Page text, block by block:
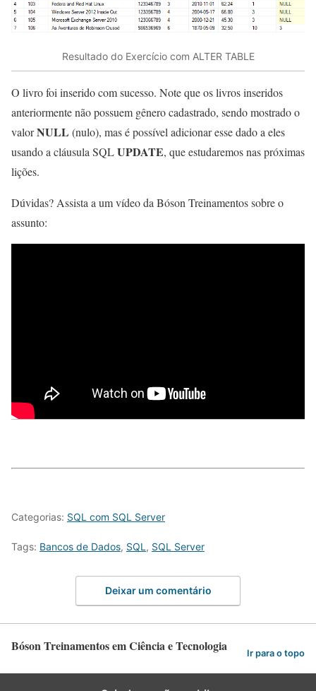
Resultado do Exercício com ALTER TABLE
O livro foi inserido com sucesso. Note que os livros inseridos
anteriormente não possuem gênero cadastrado, sendo mostrado o
valorNULL (nulo), mas é possível adicionar esse dado a eles
usando a cláusula SQLUPDATE, que estudaremos nas próximas
lições.
Dúvidas? Assista a um vídeo da Bóson Treinamentos sobre o
assunto:
Categorias: SQL com SQL Server
Tags: Bancos de Dados, SQL , SQL Server
Deixar um comentário
Bóson Treinamentos em Ciência e Tecnologia Ir para o topo